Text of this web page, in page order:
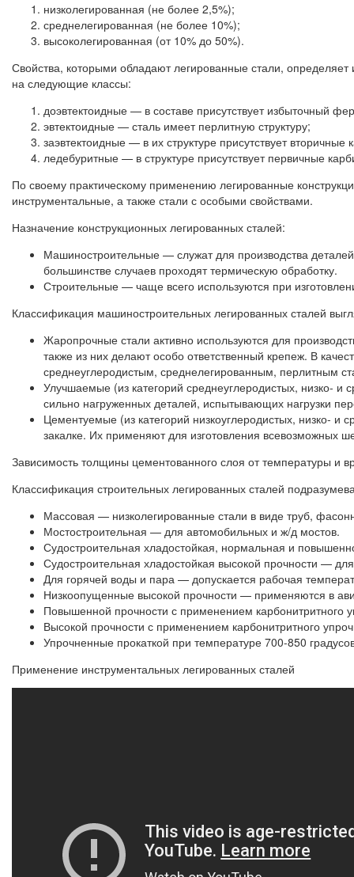
низколегированная (не более 2,5%);
среднелегированная (не более 10%);
высоколегированная (от 10% до 50%).
Свойства, которыми обладают легированные стали,
на следующие классы:
доэвтектоидные — в составе присутствует избыточный
эвтектоидные — сталь имеет перлитную структуру;
заэвтектоидные — в их структуре присутствует вторичные
ледебуритные — в структуре присутствует первичные
По своему практическому применению легированные
инструментальные, а также стали с особыми свойствами.
Назначение конструкционных легированных сталей:
Машиностроительные — служат для производства
большинстве случаев проходят термическую обработку.
Строительные — чаще всего используются при
Классификация машиностроительных легированных сталей
Жаропрочные стали активно используются для
также из них делают особо ответственный крепеж. В
среднеуглеродистым, среднелегированным, перлитным
Улучшаемые (из категорий среднеуглеродистых, низко- и
сильно нагруженных деталей, испытывающих нагрузки
Цементуемые (из категорий низкоуглеродистых, низко-
закалке. Их применяют для изготовления всевозможных
Зависимость толщины цементованного слоя от температуры и
Классификация строительных легированных сталей
Массовая — низколегированные стали в виде труб,
Мостостроительная — для автомобильных и ж/д мостов.
Судостроительная хладостойкая, нормальная и
Судостроительная хладостойкая высокой прочности —
Для горячей воды и пара — допускается рабочая
Низкоопущенные высокой прочности — применяются в
Повышенной прочности с применением карбонитритного
Высокой прочности с применением карбонитритного
Упрочненные прокаткой при температуре 700-850
Применение инструментальных легированных сталей